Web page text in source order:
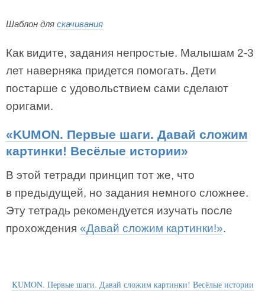
Шаблон для скачивания
Как видите, задания непростые. Малышам 2-3
лет наверняка придется помогать. Дети
постарше с удовольствием сами сделают
оригами.
«KUMON. Первые шаги. Давай сложим
картинки! Весёлые истории»
В этой тетради принцип тот же, что
в предыдущей, но задания немного сложнее.
Эту тетрадь рекомендуется изучать после
прохождения «Давай сложим картинки!».
KUMON. Первые шаги. Давай сложим картинки! Весёлые истории